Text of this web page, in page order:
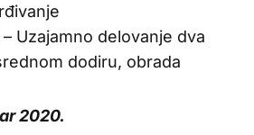
Uzajamno delovanje dva
dodiru, obrada
2020.